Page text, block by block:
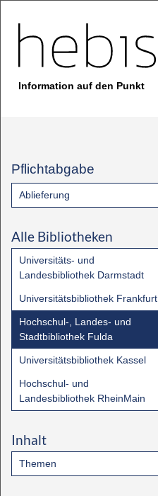
Information auf den Punkt
Pflichtabgabe
Ablieferung
Alle Bibliotheken
Universitäts- und
Landesbibliothek Darmstadt
Universitätsbibliothek Frankfurt
Hochschul-, Landes- und
Stadtbibliothek Fulda
Universitätsbibliothek Kassel
Hochschul- und
Landesbibliothek RheinMain
Inhalt
Themen